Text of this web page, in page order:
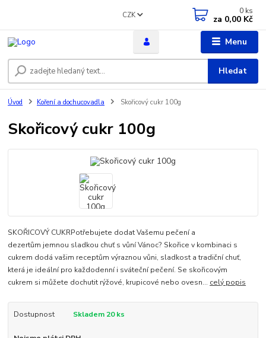
Menu
CZK
Hledat
0 ks
za 0,00 Kč
Úvod Koření a dochucovadla Skořicový cukr 100g
Skořicový cukr 100g
SKOŘICOVÝ CUKRPotřebujete dodat Vašemu pečení a
dezertům jemnou sladkou chuť s vůní Vánoc? Skořice v kombinaci s
cukrem dodá vašim receptům výraznou vůni, sladkost a tradiční chuť,
která je ideální pro každodenní i sváteční pečení. Se skořicovým
cukrem si můžete dochutit rýžové, krupicové nebo ovesn... celý popis
Dostupnost Skladem 20 ks